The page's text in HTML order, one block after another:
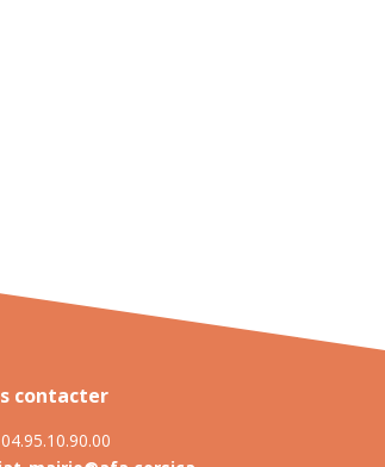
contacter
04.95.10.90.00